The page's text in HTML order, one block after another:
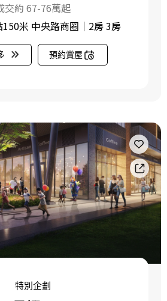
交約 67-76萬起
米 中央路商圈｜2房 3房
預約賞屋
特別企劃